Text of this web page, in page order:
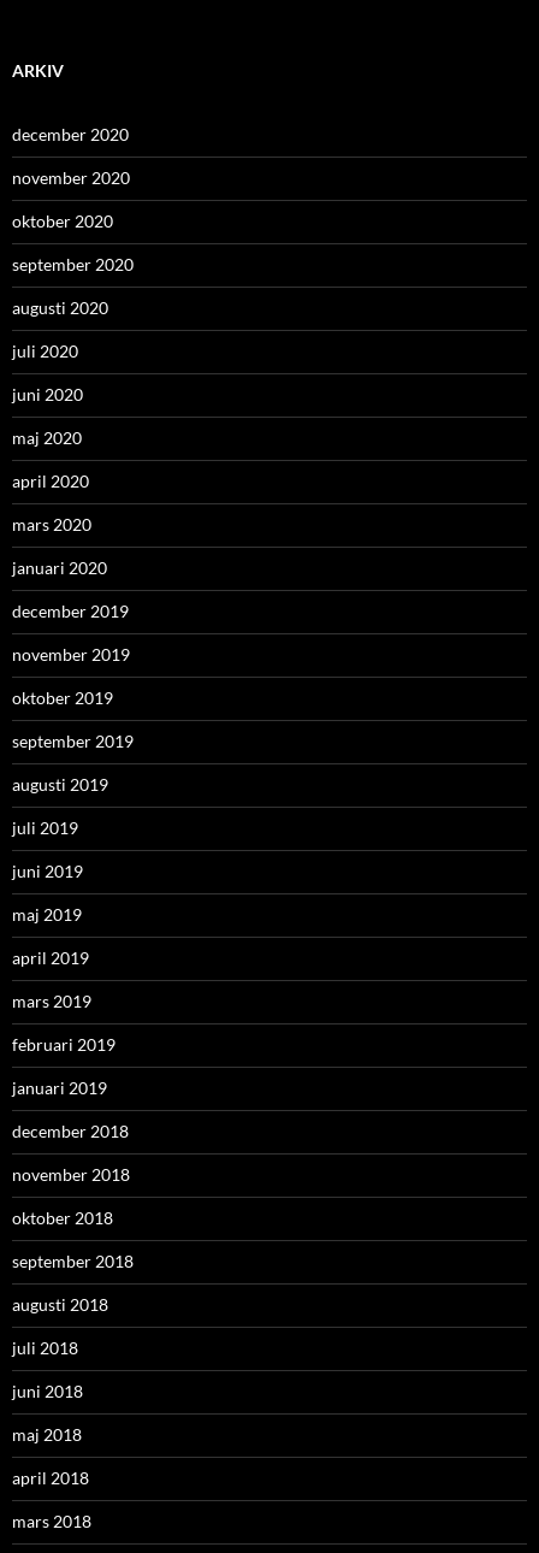
ARKIV
december 2020
november 2020
oktober 2020
september 2020
augusti 2020
juli 2020
juni 2020
maj 2020
april 2020
mars 2020
januari 2020
december 2019
november 2019
oktober 2019
september 2019
augusti 2019
juli 2019
juni 2019
maj 2019
april 2019
mars 2019
februari 2019
januari 2019
december 2018
november 2018
oktober 2018
september 2018
augusti 2018
juli 2018
juni 2018
maj 2018
april 2018
mars 2018